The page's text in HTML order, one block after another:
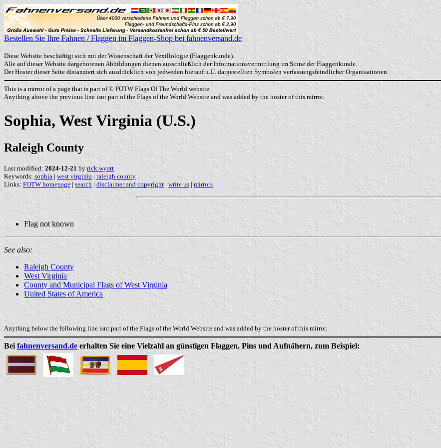
Bestellen Sie Ihre Fahnen / Flaggen im Flaggen-Shop bei fahnenversand.de
Diese Website beschäftigt sich mit der Wissenschaft der Vexillologie (Flaggenkunde).
Alle auf dieser Website dargebotenen Abbildungen dienen ausschließlich der Informationsvermittlung im Sinne der Flaggenkunde.
Der Hoster dieser Seite distanziert sich ausdrücklich von jedweden hierauf u.U. dargestellten Symbolen verfassungsfeindlicher Organisationen.
This is a mirror of a page that is part of © FOTW Flags Of The World website.
Anything above the previous line isnt part of the Flags of the World Website and was added by the hoster of this mirror.
Sophia, West Virginia (U.S.)
Raleigh County
Last modified: 2024-12-21 by rick wyatt
Keywords: sophia | west virginia | raleigh county |
Links: FOTW homepage | search | disclaimer and copyright | write us | mirrors
Flag not known
See also:
Raleigh County
West Virginia
County and Municipal Flags of West Virginia
United States of America
Anything below the following line isnt part of the Flags of the World Website and was added by the hoster of this mirror.
Bei fahnenversand.de erhalten Sie eine Vielzahl an günstigen Flaggen, Pins und Aufnähern, zum Beispiel: